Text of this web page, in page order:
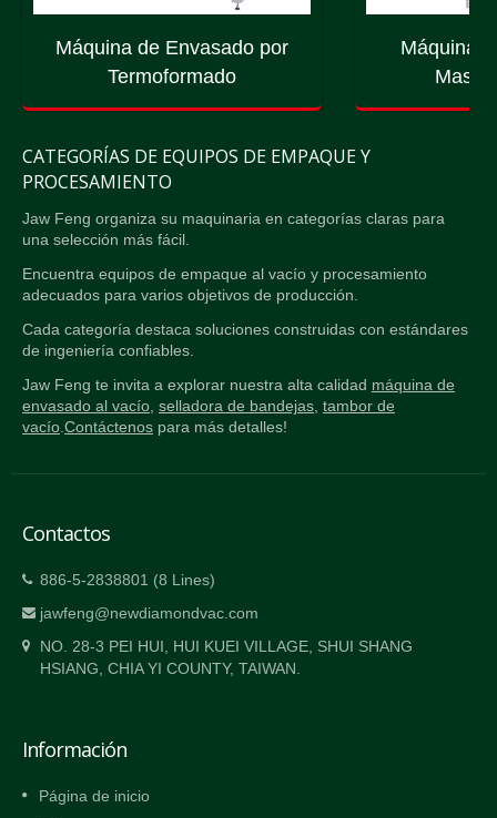
Máquina de Envasado por
Termoformado
Máquina
CATEGORÍAS DE EQUIPOS DE EMPAQUE Y
PROCESAMIENTO
Jaw Feng organiza su maquinaria en categorías claras para
una selección más fácil.
Encuentra equipos de empaque al vacío y procesamiento
adecuados para varios objetivos de producción.
Cada categoría destaca soluciones construidas con estándares
de ingeniería confiables.
Jaw Feng te invita a explorar nuestra alta calidad máquina de
envasado al vacío, selladora de bandejas, tambor de
vacío.Contáctenos para más detalles!
Contactos
886-5-2838801 (8 Lines)
jawfeng@newdiamondvac.com
NO. 28-3 PEI HUI, HUI KUEI VILLAGE, SHUI SHANG
HSIANG, CHIA YI COUNTY, TAIWAN.
Información
Página de inicio